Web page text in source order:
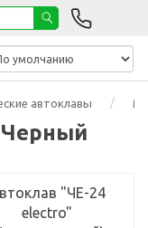
автоклавы
"ЧЕ-24
electro"